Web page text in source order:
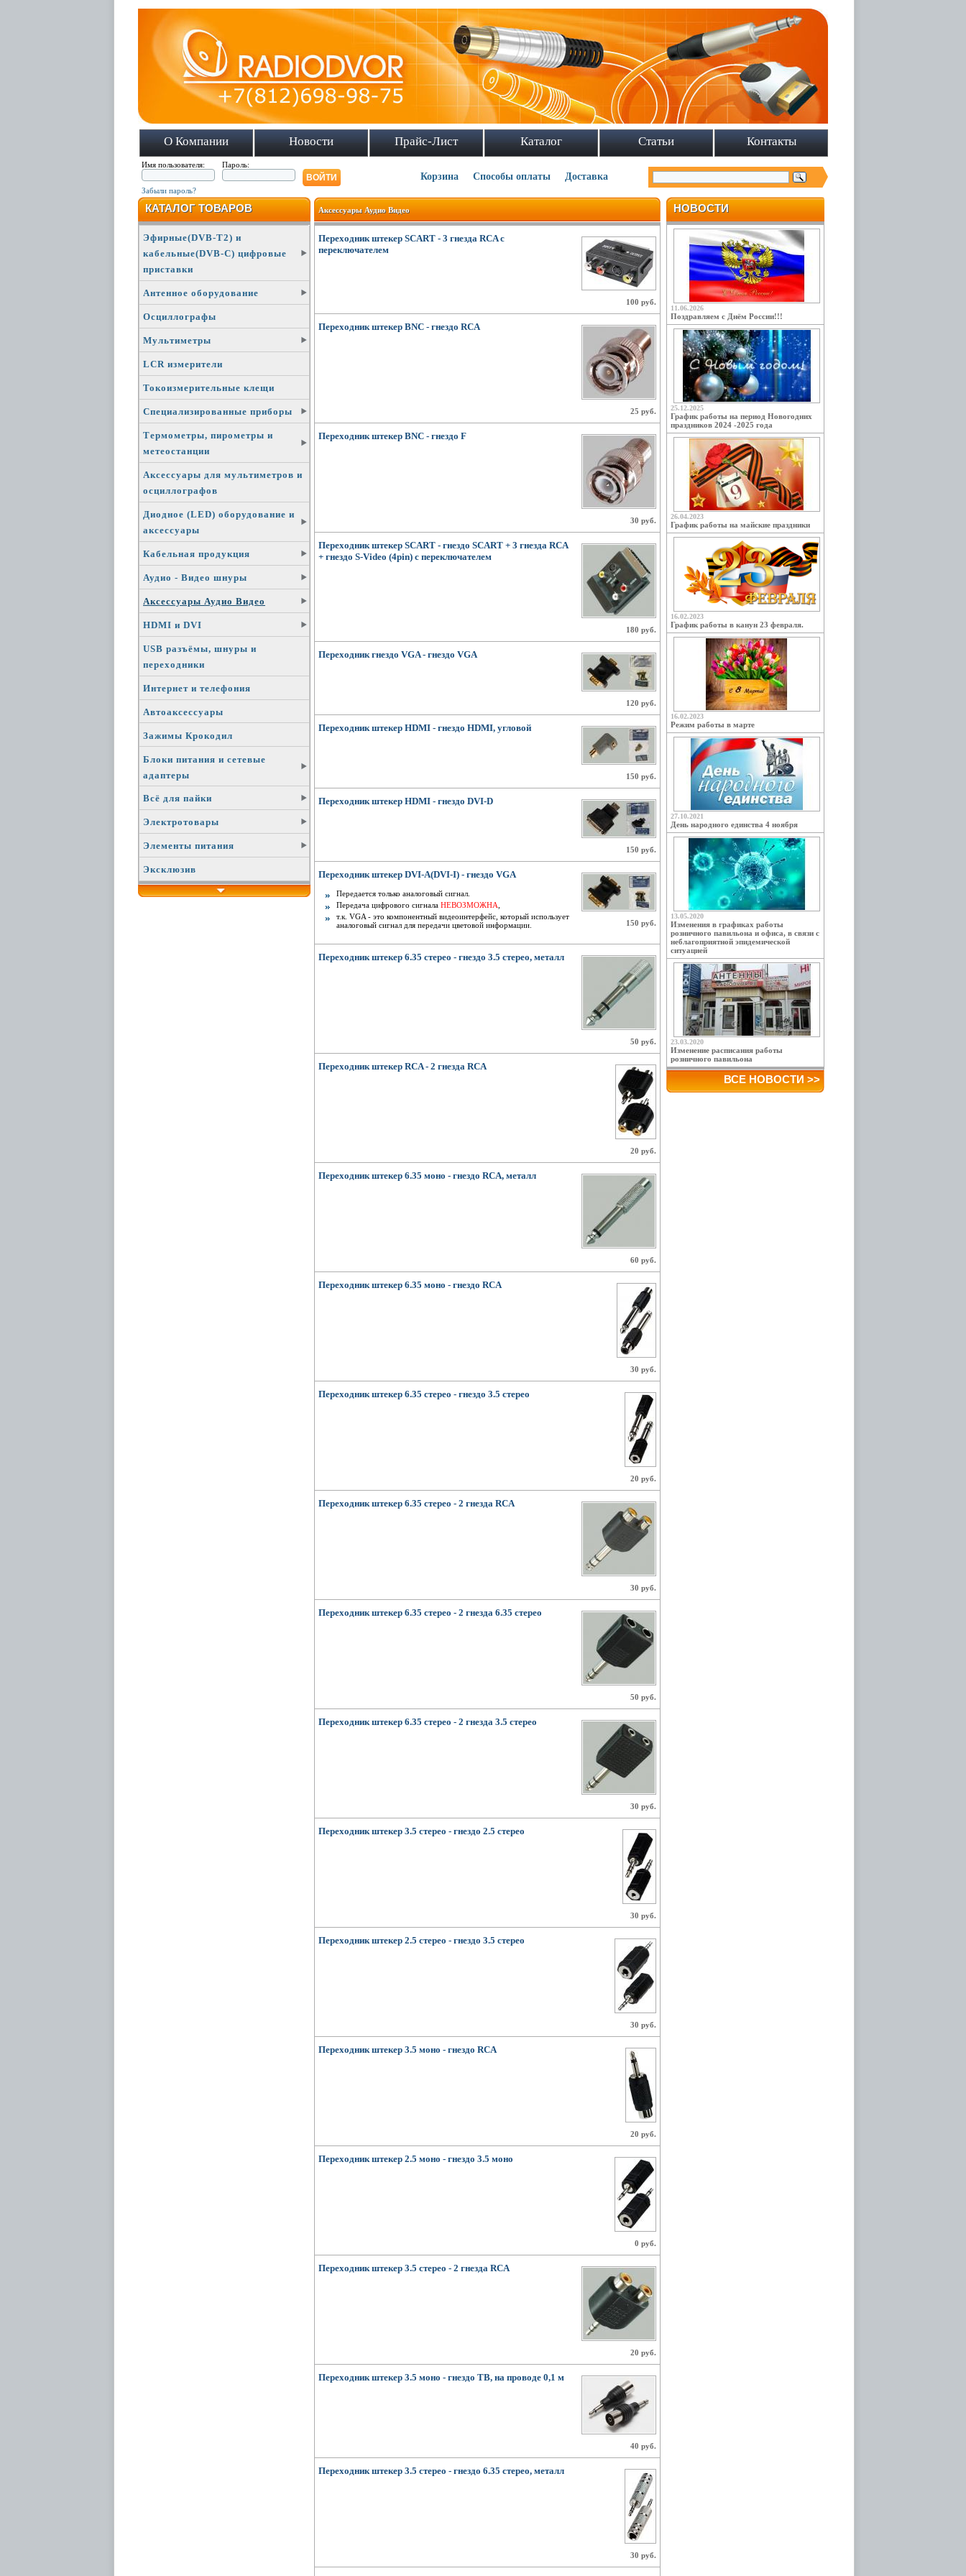
О Компании Новости Прайс-Лист Каталог Статьи Контакты
Имя пользователя: Пароль:
Забыли пароль?
Корзина Способы оплаты Доставка
КАТАЛОГ ТОВАРОВ
Эфирные(DVB-T2) и
кабельные(DVB-C) цифровые
приставки
Антенное оборудование
Осциллографы
Мультиметры
LCR измерители
Токоизмерительные клещи
Специализированные приборы
Термометры, пирометры и
метеостанции
Аксессуары для мультиметров и
осциллографов
Диодное (LED) оборудование и
аксессуары
Кабельная продукция
Аудио - Видео шнуры
Аксессуары Аудио Видео
HDMI и DVI
USB разъёмы, шнуры и
переходники
Интернет и телефония
Автоаксессуары
Зажимы Крокодил
Блоки питания и сетевые
адаптеры
Всё для пайки
Электротовары
Элементы питания
Эксклюзив
НОВОСТИ
11.06.2026
Поздравляем с Днём России!!!
25.12.2025
График работы на период Новогодних
праздников 2024 -2025 года
26.04.2023
График работы на майские праздники
16.02.2023
График работы в канун 23 февраля.
16.02.2023
Режим работы в марте
27.10.2021
День народного единства 4 ноября
13.05.2020
Изменения в графиках работы
розничного павильона и офиса, в связи с
неблагоприятной эпидемической
ситуацией
23.03.2020
Изменение расписания работы
розничного павильона
ВСЕ НОВОСТИ >>
Аксессуары Аудио Видео
100 руб.
Переходник штекер SCART - 3 гнезда RCA с
переключателем
25 руб.
Переходник штекер BNC - гнездо RCA
30 руб.
Переходник штекер BNC - гнездо F
180 руб.
Переходник штекер SCART - гнездо SCART + 3 гнезда RCA
+ гнездо S-Video (4pin) с переключателем
120 руб.
Переходник гнездо VGA - гнездо VGA
150 руб.
Переходник штекер HDMI - гнездо HDMI, угловой
150 руб.
Переходник штекер HDMI - гнездо DVI-D
150 руб.
Переходник штекер DVI-A(DVI-I) - гнездо VGA
Передается только аналоговый сигнал.
Передача цифрового сигнала НЕВОЗМОЖНА
т.к. VGA - это компонентный видеоинтерфейс, который использует
аналоговый сигнал для передачи цветовой информации.
50 руб.
Переходник штекер 6.35 стерео - гнездо 3.5 стерео, металл
20 руб.
Переходник штекер RCA - 2 гнезда RCA
60 руб.
Переходник штекер 6.35 моно - гнездо RCA, металл
30 руб.
Переходник штекер 6.35 моно - гнездо RCA
20 руб.
Переходник штекер 6.35 стерео - гнездо 3.5 стерео
30 руб.
Переходник штекер 6.35 стерео - 2 гнезда RCA
50 руб.
Переходник штекер 6.35 стерео - 2 гнезда 6.35 стерео
30 руб.
Переходник штекер 6.35 стерео - 2 гнезда 3.5 стерео
30 руб.
Переходник штекер 3.5 стерео - гнездо 2.5 стерео
30 руб.
Переходник штекер 2.5 стерео - гнездо 3.5 стерео
20 руб.
Переходник штекер 3.5 моно - гнездо RCA
0 руб.
Переходник штекер 2.5 моно - гнездо 3.5 моно
20 руб.
Переходник штекер 3.5 стерео - 2 гнезда RCA
40 руб.
Переходник штекер 3.5 моно - гнездо ТВ, на проводе 0,1 м
30 руб.
Переходник штекер 3.5 стерео - гнездо 6.35 стерео, металл